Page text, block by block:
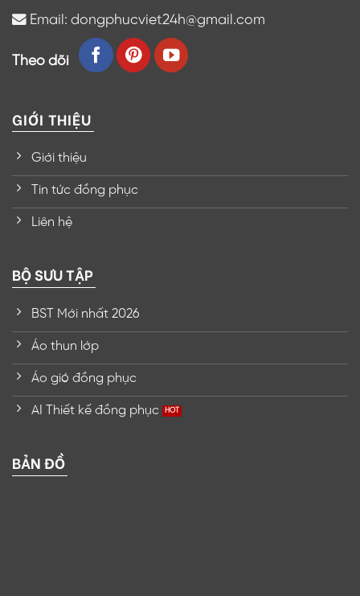
Email: dongphucviet24h@gmail.com
Theo dõi
GIỚI THIỆU
Giới thiệu
Tin tức đồng phục
Liên hệ
BỘ SƯU TẬP
BST Mới nhất 2026
Áo thun lớp
Áo gió đồng phục
AI Thiết kế đồng phục
BẢN ĐỒ